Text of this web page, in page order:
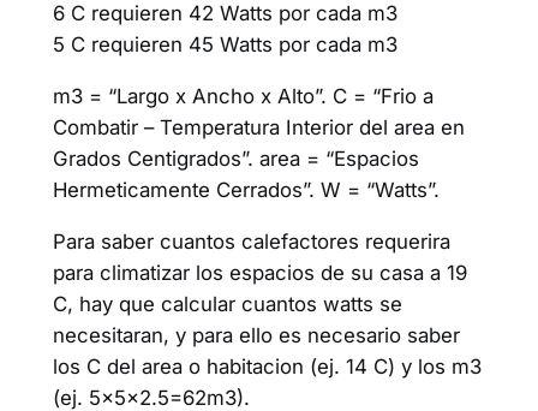
6 C requieren 42 Watts por cada m3
5 C requieren 45 Watts por cada m3
m3 = “Largo x Ancho x Alto”. C = “Frio a
Combatir – Temperatura Interior del area en
Grados Centigrados”. area = “Espacios
Hermeticamente Cerrados”. W = “Watts”.
Para saber cuantos calefactores requerira
para climatizar los espacios de su casa a 19
C, hay que calcular cuantos watts se
necesitaran, y para ello es necesario saber
los C del area o habitacion (ej. 14 C) y los m3
(ej. 5x5x2.5=62m3).